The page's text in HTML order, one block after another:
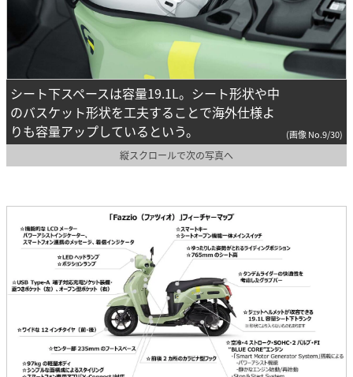
シート下スペースは容量19.1L。シート形状や中
のバスケット形状を工夫することで海外仕様よ
りも容量アップしているという。
(画像 No.9/30)
縦スクロールで次の写真へ